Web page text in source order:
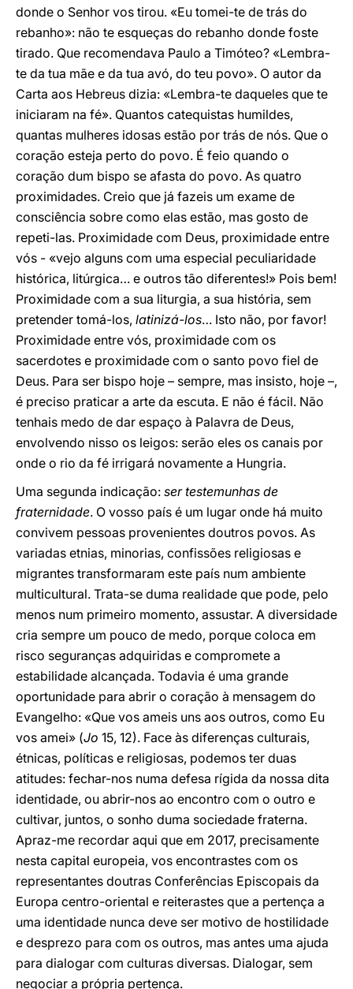
donde o Senhor vos tirou. «Eu tomei-te de trás do
rebanho»: não te esqueças do rebanho donde foste
tirado. Que recomendava Paulo a Timóteo? «Lembra-
te da tua mãe e da tua avó, do teu povo». O autor da
Carta aos Hebreus dizia: «Lembra-te daqueles que te
iniciaram na fé». Quantos catequistas humildes,
quantas mulheres idosas estão por trás de nós. Que o
coração esteja perto do povo. É feio quando o
coração dum bispo se afasta do povo. As quatro
proximidades. Creio que já fazeis um exame de
consciência sobre como elas estão, mas gosto de
repeti-las. Proximidade com Deus, proximidade entre
vós - «vejo alguns com uma especial peculiaridade
histórica, litúrgica… e outros tão diferentes!» Pois bem!
Proximidade com a sua liturgia, a sua história, sem
pretender tomá-los, latinizá-los… Isto não, por favor!
Proximidade entre vós, proximidade com os
sacerdotes e proximidade com o santo povo fiel de
Deus. Para ser bispo hoje – sempre, mas insisto, hoje –,
é preciso praticar a arte da escuta. E não é fácil. Não
tenhais medo de dar espaço à Palavra de Deus,
envolvendo nisso os leigos: serão eles os canais por
onde o rio da fé irrigará novamente a Hungria.
Uma segunda indicação: ser testemunhas de
fraternidade. O vosso país é um lugar onde há muito
convivem pessoas provenientes doutros povos. As
variadas etnias, minorias, confissões religiosas e
migrantes transformaram este país num ambiente
multicultural. Trata-se duma realidade que pode, pelo
menos num primeiro momento, assustar. A diversidade
cria sempre um pouco de medo, porque coloca em
risco seguranças adquiridas e compromete a
estabilidade alcançada. Todavia é uma grande
oportunidade para abrir o coração à mensagem do
Evangelho: «Que vos ameis uns aos outros, como Eu
vos amei» (Jo 15, 12). Face às diferenças culturais,
étnicas, políticas e religiosas, podemos ter duas
atitudes: fechar-nos numa defesa rígida da nossa dita
identidade, ou abrir-nos ao encontro com o outro e
cultivar, juntos, o sonho duma sociedade fraterna.
Apraz-me recordar aqui que em 2017, precisamente
nesta capital europeia, vos encontrastes com os
representantes doutras Conferências Episcopais da
Europa centro-oriental e reiterastes que a pertença a
uma identidade nunca deve ser motivo de hostilidade
e desprezo para com os outros, mas antes uma ajuda
para dialogar com culturas diversas. Dialogar, sem
negociar a própria pertença.